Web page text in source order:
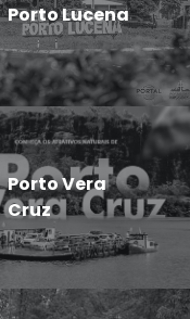
Porto Lucena
Porto Vera
Cruz